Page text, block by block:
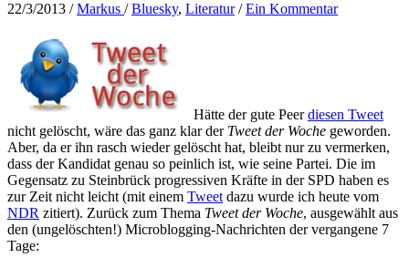
22/3/2013 /Markus /Bluesky, Literatur/Ein Kommentar
Hätte der gute Peerdiesen Tweet
nicht gelöscht, wäre das ganz klar der Tweet der Woche geworden.
Aber, da er ihn rasch wieder gelöscht hat, bleibt nur zu vermerken,
dass der Kandidat genau so peinlich ist, wie seine Partei. Die im
Gegensatz zu Steinbrück progressiven Kräfte in der SPD haben es
zur Zeit nicht leicht (mit einem Tweet dazu wurde ich heute vom
NDR zitiert). Zurück zum Thema Tweet der Woche, ausgewählt aus
den (ungelöschten!) Microblogging-Nachrichten der vergangene 7
Tage: